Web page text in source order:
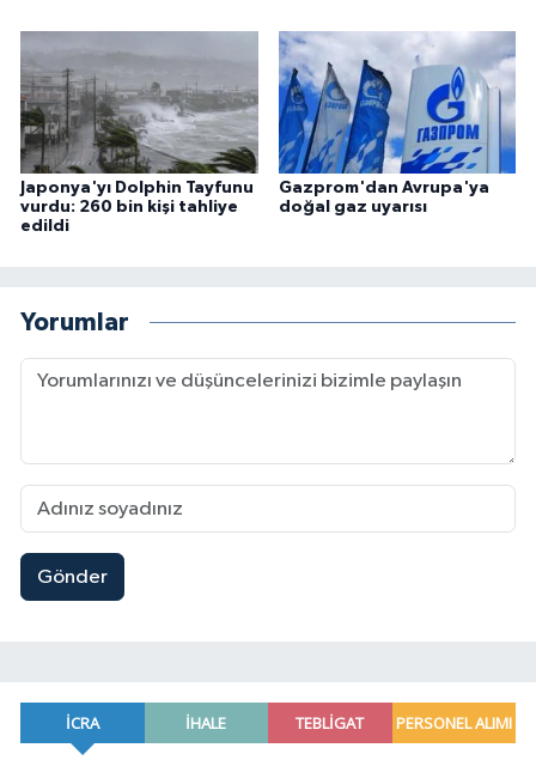
Japonya'yı Dolphin Tayfunu
vurdu: 260 bin kişi tahliye
edildi
Gazprom'dan Avrupa'ya
doğal gaz uyarısı
Yorumlar
Gönder